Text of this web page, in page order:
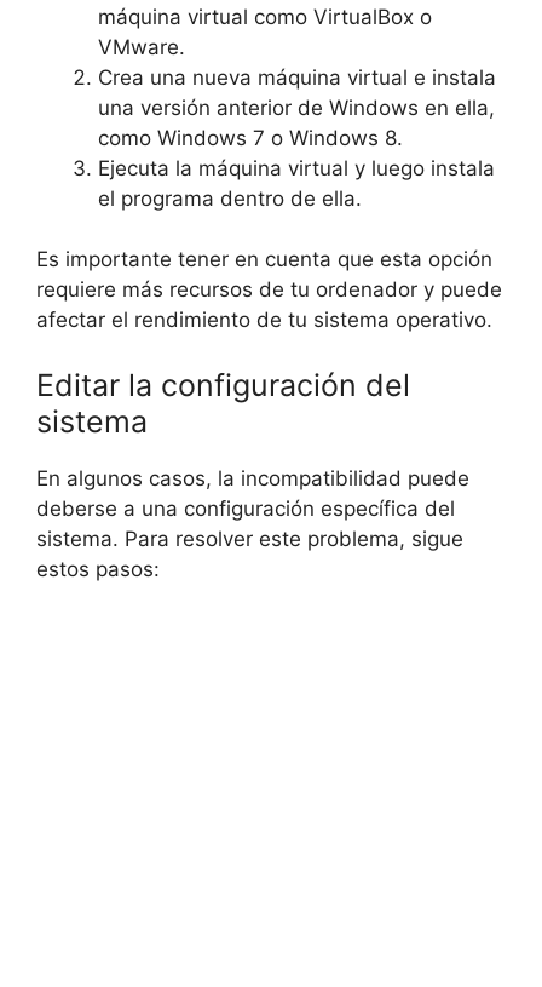
máquina virtual como VirtualBox o
VMware.
Crea una nueva máquina virtual e instala
una versión anterior de Windows en ella,
como Windows 7 o Windows 8.
Ejecuta la máquina virtual y luego instala
el programa dentro de ella.
Es importante tener en cuenta que esta opción
requiere más recursos de tu ordenador y puede
afectar el rendimiento de tu sistema operativo.
Editar la configuración del
sistema
En algunos casos, la incompatibilidad puede
deberse a una configuración específica del
sistema. Para resolver este problema, sigue
estos pasos: